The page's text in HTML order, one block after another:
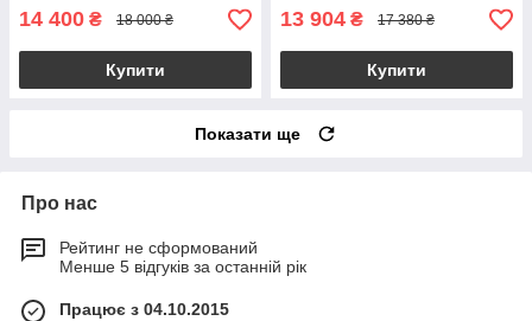
14 400 ₴ 18 000 ₴
Купити
13 904 ₴ 17 380 ₴
Купити
Показати ще
Про нас
Рейтинг не сформований
Менше 5 відгуків за останній рік
Працює з 04.10.2015